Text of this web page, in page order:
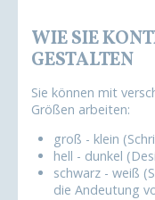
WIE SIE
GESTALTEN
Sie können mit
Größen arbeiten:
groß - klein
hell - dunkel
schwarz - weiß
die Andeutung